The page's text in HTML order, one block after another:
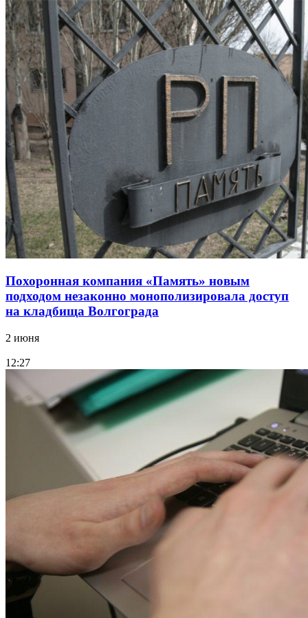
Похоронная компания «Память» новым
подходом незаконно монополизировала доступ
на кладбища Волгограда
2 июня
12:27